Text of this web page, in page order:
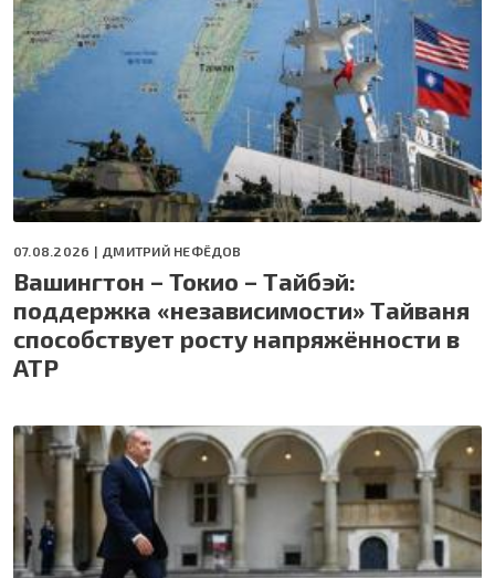
07.08.2026 | ДМИТРИЙ НЕФЁДОВ
Вашингтон – Токио – Тайбэй:
поддержка «независимости» Тайваня
способствует росту напряжённости в
АТР